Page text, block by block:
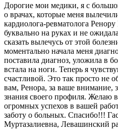
Дорогие мои медики, я с
о врачах, которые меня
кардиолога-ревматолога
буквально на руках и не
сказать вылечусь от этой
моментально начала меня
поставила диагноз, уложила в
встала на ноги. Теперь я
счастливой. Это так просто не
вам, Ренора, за ваше внимание,
знания своего профиля. Желаю
огромных успехов в вашей
заботу о больных. Спасибо!!!
Муртазалиевна, Левашинский